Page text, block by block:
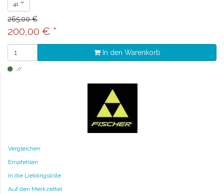
41
265,00 €
200,00 € *
In den Warenkorb
Vergleichen
Empfehlen
In die Lieblingsliste
Auf den Merkzettel